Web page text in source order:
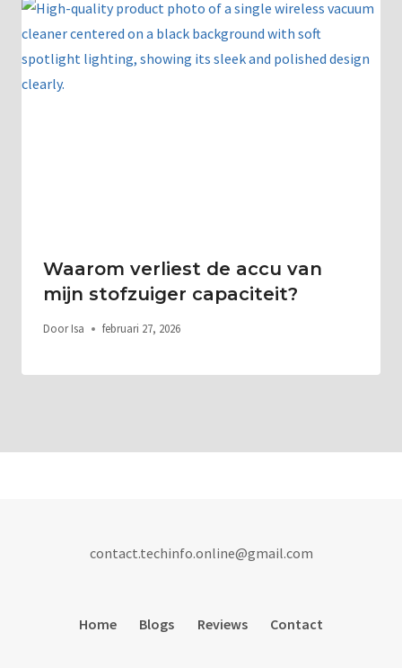
Waarom verliest de accu van
mijn stofzuiger capaciteit?
Door Isa februari 27, 2026
contact.techinfo.online@gmail.com
Home Blogs Reviews Contact